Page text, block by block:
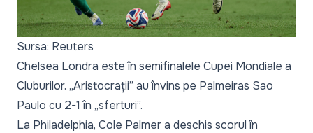
Sursa: Reuters
Chelsea Londra este în semifinalele Cupei Mondiale a
Cluburilor. „Aristocrații” au învins pe Palmeiras Sao
Paulo cu 2-1 în „sferturi”.
La Philadelphia, Cole Palmer a deschis scorul în